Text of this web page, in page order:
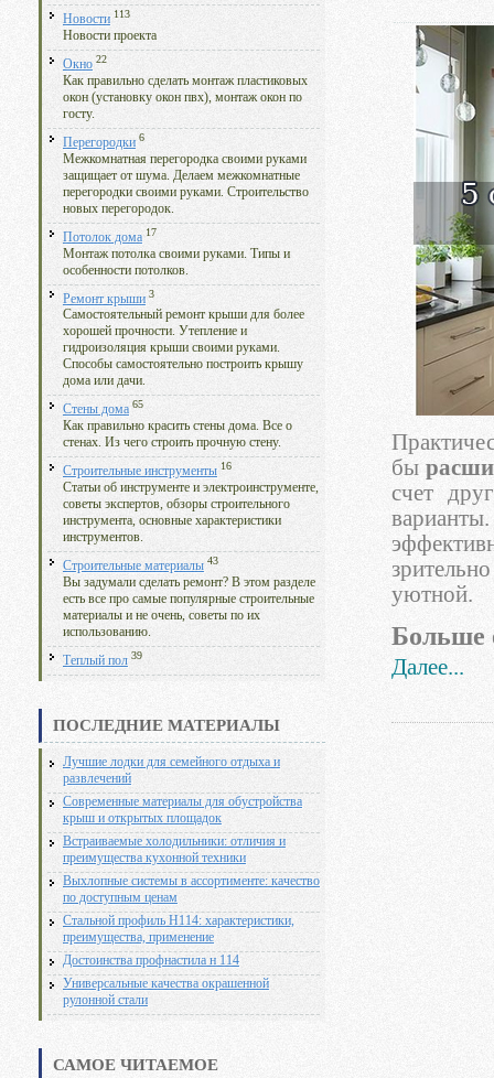
Новости 113
Новости проекта
Окно 22
Как правильно сделать монтаж пластиковых
окон (установку окон пвх), монтаж окон по
госту.
Перегородки 6
Межкомнатная перегородка своими руками
защищает от шума. Делаем межкомнатные
перегородки своими руками. Строительство
новых перегородок.
Потолок дома 17
Монтаж потолка своими руками. Типы и
особенности потолков.
Ремонт крыши 3
Самостоятельный ремонт крыши для более
хорошей прочности. Утепление и
гидроизоляция крыши своими руками.
Способы самостоятельно построить крышу
дома или дачи.
Стены дома 65
Как правильно красить стены дома. Все о
стенах. Из чего строить прочную стену.
Строительные инструменты 16
Статьи об инструменте и электроинструменте,
советы экспертов, обзоры строительного
инструмента, основные характеристики
инструментов.
Строительные материалы 43
Вы задумали сделать ремонт? В этом разделе
есть все про самые популярные строительные
материалы и не очень, советы по их
использованию.
Теплый пол 39
ПОСЛЕДНИЕ МАТЕРИАЛЫ
Лучшие лодки для семейного отдыха и
развлечений
Современные материалы для обустройства
крыш и открытых площадок
Встраиваемые холодильники: отличия и
преимущества кухонной техники
Выхлопные системы в ассортименте: качество
по доступным ценам
Стальной профиль Н114: характеристики,
преимущества, применение
Достоинства профнастила н 114
Универсальные качества окрашенной
рулонной стали
САМОЕ ЧИТАЕМОЕ
бы
счет
уютной.
Больше
Далее...